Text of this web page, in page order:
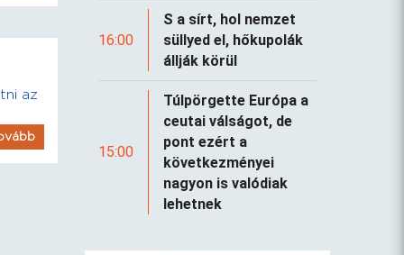
az
16:00
S a sírt, hol nemzet
süllyed el, hőkupolák
állják körül
15:00
Túlpörgette Európa a
ceutai válságot, de
pont ezért a
következményei
nagyon is valódiak
lehetnek